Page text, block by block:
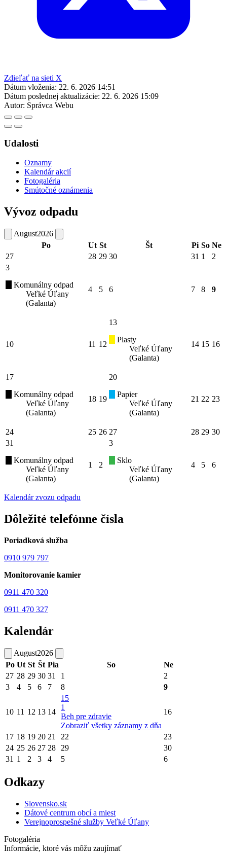
Zdieľať na sieti X
Dátum vloženia: 22. 6. 2026 14:51
Dátum poslednej aktualizácie: 22. 6. 2026 15:09
Autor: Správca Webu
Udalosti
Oznamy
Kalendár akcií
Fotogaléria
Smútočné oznámenia
Vývoz odpadu
August2026
Po
Ut St Št Pi So Ne
27
28 29 30 31 1
2
3
Komunálny odpad
Veľké Úľany
(Galanta)
4 5 6 7 8 9
10 11 12
13
Plasty
Veľké Úľany
(Galanta)
14 15 16
17
Komunálny odpad
Veľké Úľany
(Galanta)
18 19
20
Papier
Veľké Úľany
(Galanta)
21 22 23
24 25 26 27 28 29 30
31
Komunálny odpad
Veľké Úľany
(Galanta)
1 2
3
Sklo
Veľké Úľany
(Galanta)
4 5 6
Kalendár zvozu odpadu
Dôležité telefónne čísla
Poriadková služba
0910 979 797
Monitorovanie kamier
0911 470 320
0911 470 327
Kalendár
August2026
Po Ut St Št Pia So
Ne
27 28 29 30 31 1
2
3
4 5 6 7 8 9
10 11 12 13 14
15
1
Beh pre zdravie
Zobraziť všetky záznamy z dňa
16
17 18 19 20 21 22
23
24 25 26 27 28 29
30
31 1 2 3 4 5 6
Odkazy
Slovensko.sk
Dátové centrum obcí a miest
Verejnoprospešné služby Veľké Úľany
Fotogaléria
Informácie, ktoré vás môžu zaujímať